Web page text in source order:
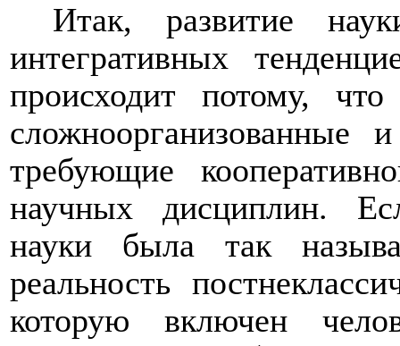
Итак, развитие
интегративных
происходит потому, что
сложноорганизованные
требующие
научных дисциплин.
науки была так
реальность
которую включен